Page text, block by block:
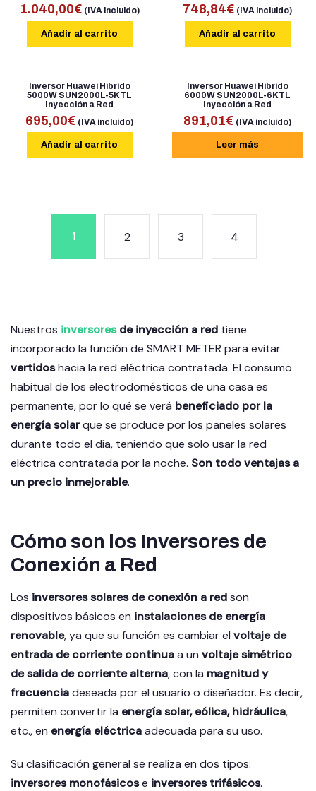
1.040,00€ (IVA incluido)
Añadir al carrito
748,84€ (IVA incluido)
Añadir al carrito
Inversor Huawei Híbrido
5000W SUN2000L-5KTL
Inyección a Red
695,00€ (IVA incluido)
Añadir al carrito
Inversor Huawei Híbrido
6000W SUN2000L-6KTL
Inyección a Red
891,01€ (IVA incluido)
Leer más
1 2 3 4
Nuestros inversoresde inyección a red tiene
incorporado la función de SMART METER para evitar
vertidoshacia la red eléctrica contratada. El consumo
habitual de los electrodomésticos de una casa es
permanente, por lo qué se verá beneficiado por la
energía solarque se produce por los paneles solares
durante todo el día, teniendo que solo usar la red
eléctrica contratada por la noche. Son todo ventajas a
un precio inmejorable.
Cómo son los Inversores de
Conexión a Red
Los inversores solares de conexión a redson
dispositivos básicos en instalaciones de energía
renovable, ya que su función es cambiar el voltaje de
entrada de corriente continuaa un voltaje simétrico
de salida de corriente alterna, con la magnitud y
frecuenciadeseada por el usuario o diseñador. Es decir,
permiten convertir la energía solar, eólica, hidráulica,
etc., en energía eléctricaadecuada para su uso.
Su clasificación general se realiza en dos tipos:
inversores monofásicose inversores trifásicos.